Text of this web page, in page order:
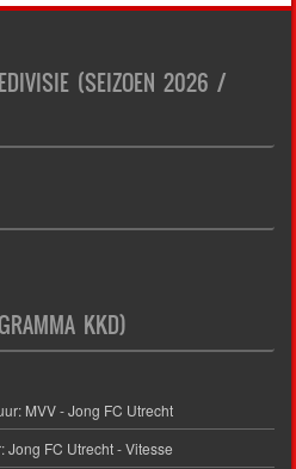
(SEIZOEN 2026 /
KKD)
MVV - Jong FC Utrecht
FC Utrecht - Vitesse